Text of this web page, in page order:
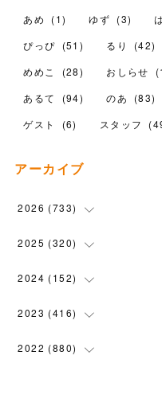
あめ (1) ゆず (3)
ぴっぴ (51 ) るり (42)
めめこ
(28) おしらせ (
あるて
(94) のあ (83)
ゲスト
(6) スタッフ (
アーカイブ
2026 (733)
(24)
(104
( 110
( 119
2025 (320)
(90)
( 100
(72)
2024 (152)
(5 )
(5)
2023 (416)
(28)
2022 (880)